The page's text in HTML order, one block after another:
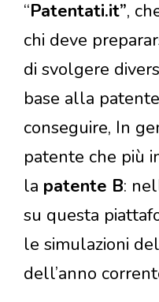
“Patentati.it”,
chi deve
di svolgere
base alla
conseguire, In
patente che più
la patente B:
su questa
le simulazioni
dell’anno